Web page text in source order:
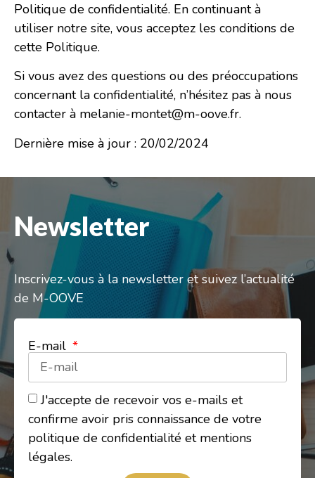
Politique de confidentialité. En continuant à
utiliser notre site, vous acceptez les conditions de
cette Politique.
Si vous avez des questions ou des préoccupations
concernant la confidentialité, n’hésitez pas à nous
contacter à melanie-montet@m-oove.fr.
Dernière mise à jour : 20/02/2024
Newsletter
Inscrivez-vous à la newsletter et suivez l’actualité
de M-OOVE
E-mail
J'accepte de recevoir vos e-mails et
confirme avoir pris connaissance de votre
politique de confidentialité et mentions
légales.